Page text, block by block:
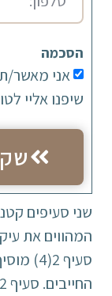
הסכמה
אני מאשר/
שיפנו אליי
שני סעיפים
המהווים את
סעיף